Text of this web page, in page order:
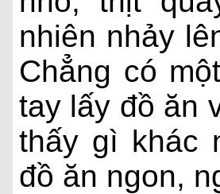
nhiên nhảy
Chẳng có
tay lấy đồ ăn
thấy gì khác
đồ ăn ngon,